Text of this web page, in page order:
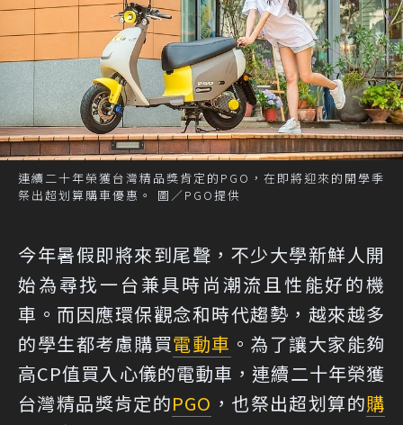
連續二十年榮獲台灣精品獎肯定的PGO，在即將迎來的開學季
祭出超划算購車優惠。 圖／PGO提供
今年暑假即將來到尾聲，不少大學新鮮人開
始為尋找一台兼具時尚潮流且性能好的機
車。而因應環保觀念和時代趨勢，越來越多
的學生都考慮購買電動車 。為了讓大家能夠
高CP值買入心儀的電動車，連續二十年榮獲
台灣精品獎肯定的PGO ，也祭出超划算的購